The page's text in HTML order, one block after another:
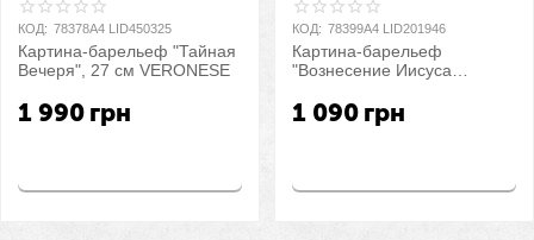
КОД: 78378A4 LID450325
Картина-барельеф "Тайная
Вечеря", 27 см VERONESE
1 990 грн
КОД: 78399A4 LID201946
Картина-барельеф
"Вознесение Иисуса
VERONESE
1 090 грн